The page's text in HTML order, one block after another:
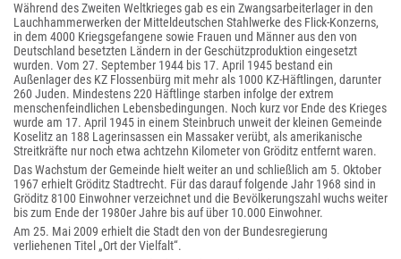
Während des Zweiten Weltkrieges gab es ein Zwangsarbeiterlager in den
Lauchhammerwerken der Mitteldeutschen Stahlwerke des Flick-Konzerns,
in dem 4000 Kriegsgefangene sowie Frauen und Männer aus den von
Deutschland besetzten Ländern in der Geschützproduktion eingesetzt
wurden. Vom 27. September 1944 bis 17. April 1945 bestand ein
Außenlager des KZ Flossenbürg mit mehr als 1000 KZ-Häftlingen, darunter
260 Juden. Mindestens 220 Häftlinge starben infolge der extrem
menschenfeindlichen Lebensbedingungen. Noch kurz vor Ende des Krieges
wurde am 17. April 1945 in einem Steinbruch unweit der kleinen Gemeinde
Koselitz an 188 Lagerinsassen ein Massaker verübt, als amerikanische
Streitkräfte nur noch etwa achtzehn Kilometer von Gröditz entfernt waren.
Das Wachstum der Gemeinde hielt weiter an und schließlich am 5. Oktober
1967 erhielt Gröditz Stadtrecht. Für das darauf folgende Jahr 1968 sind in
Gröditz 8100 Einwohner verzeichnet und die Bevölkerungszahl wuchs weiter
bis zum Ende der 1980er Jahre bis auf über 10.000 Einwohner.
Am 25. Mai 2009 erhielt die Stadt den von der Bundesregierung
verliehenen Titel „Ort der Vielfalt“.